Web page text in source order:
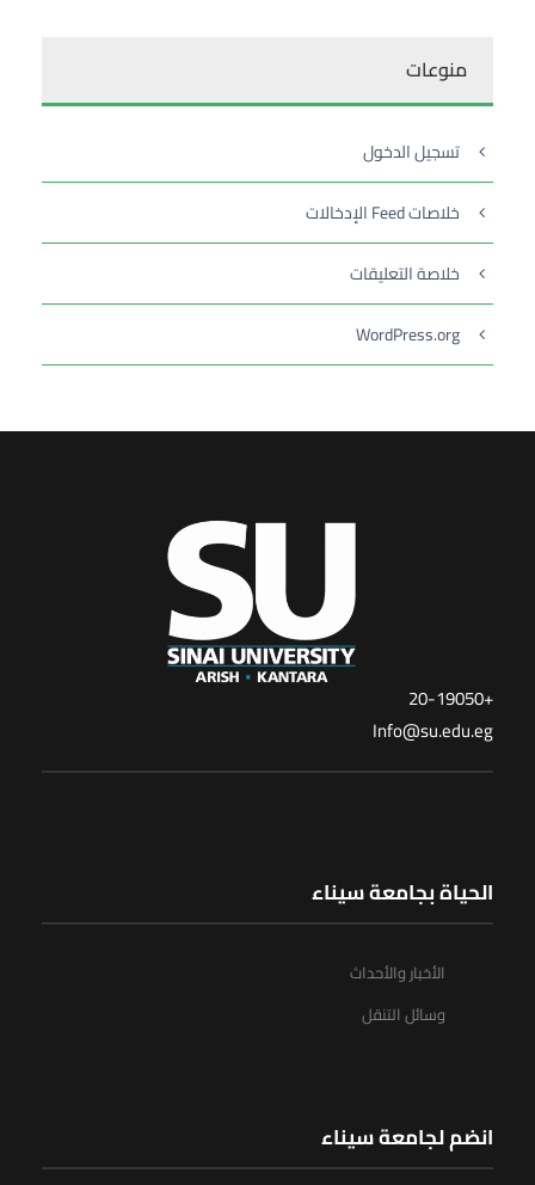
منوعات
تسجيل الدخول
خلاصات Feed الإدخالات
خلاصة التعليقات
WordPress.org
+20-19050
Info@su.edu.eg
الحياة بجامعة سيناء
الأخبار والأحداث
وسائل التنقل
انضم لجامعة سيناء